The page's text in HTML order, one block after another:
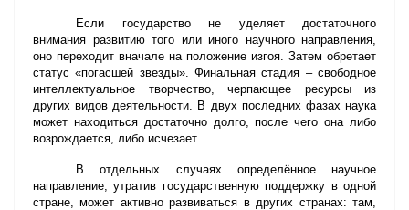
Если государство не уделяет достаточного
внимания развитию того или иного научного направления,
оно переходит вначале на положение изгоя. Затем обретает
статус «погасшей звезды». Финальная стадия – свободное
интеллектуальное творчество, черпающее ресурсы из
других видов деятельности. В двух последних фазах наука
может находиться достаточно долго, после чего она либо
возрождается, либо исчезает.
В отдельных случаях определённое научное
направление, утратив государственную поддержку в одной
стране, может активно развиваться в других странах: там,